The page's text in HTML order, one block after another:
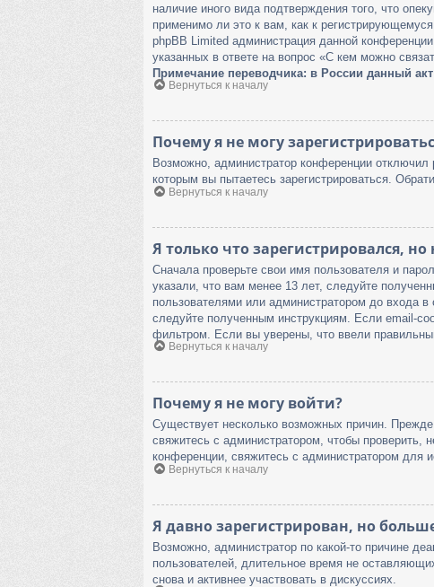
наличие иного вида подтверждения того, что
применимо ли это к вам, как к
phpBB Limited администрация данной
указанных в ответе на вопрос «С кем можно
Примечание переводчика: в России данный
Вернуться к началу
Почему я не могу
Возможно, администратор конференции
которым вы пытаетесь зарегистрироваться.
Вернуться к началу
Я только что зарегистрировался,
Сначала проверьте свои имя пользователя и
указали, что вам менее 13 лет, следуйте
пользователями или администратором до входа
следуйте полученным инструкциям. Если email-
фильтром. Если вы уверены, что ввели
Вернуться к началу
Почему я не могу войти?
Существует несколько возможных причин.
свяжитесь с администратором, чтобы
конференции, свяжитесь с администратором для
Вернуться к началу
Я давно зарегистрирован, но
Возможно, администратор по какой-то причине
пользователей, длительное время не
снова и активнее участвовать в дискуссиях.